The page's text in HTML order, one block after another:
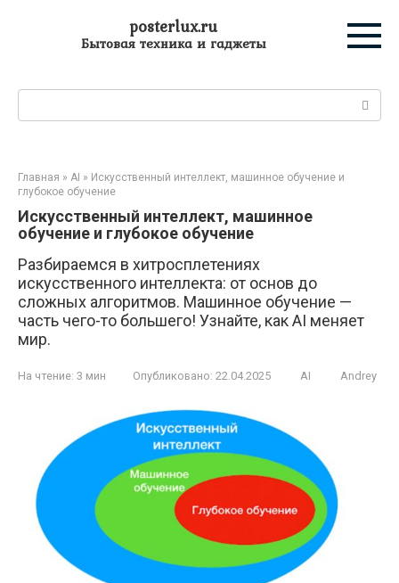
posterlux.ru
Бытовая техника и гаджеты
Главная » AI » Искусственный интеллект, машинное обучение и
глубокое обучение
Искусственный интеллект, машинное
обучение и глубокое обучение
Разбираемся в хитросплетениях
искусственного интеллекта: от основ до
сложных алгоритмов. Машинное обучение —
часть чего-то большего! Узнайте, как AI меняет
мир.
На чтение: 3 мин Опубликовано: 22.04.2025 AI Andrey